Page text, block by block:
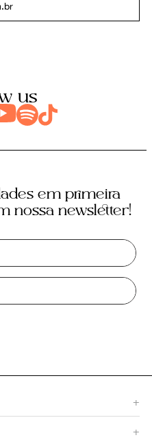
us
em primeira
nossa newsletter!
+
+